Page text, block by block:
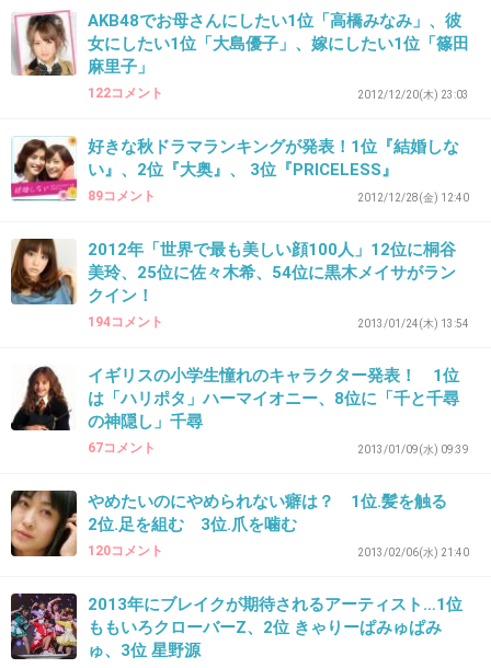
+15 -4
2013/02/15(金) 16:59:19
親子間での金の奪い合いが定着してるから
他国の島も平気で奪おうとするんだろう
な・・・
37. 匿名2013/02/15(金) 17:00:04
うちも親によくとられてた。
例えば一万くれた人がいたら二千円だけもらえて、残りは
貯金するからと言われて結局そのまま。
大人になって諦めた（ＴДＴ）
-4
38. 匿名2013/02/15(金) 17:00:41
AKB48でお母さんにしたい1位「高橋みなみ」、彼
女にしたい1位「大島優子」、嫁にしたい1位「篠田
麻里子」
122コメント 2012/12/20(木) 23:03
好きな秋ドラマランキングが発表！1位『結婚しな
い』、2位『大奥』、 3位『PRICELESS』
89コメント 2012/12/28(金) 12:40
2012年「世界で最も美しい顔100人」12位に桐谷
美玲、25位に佐々木希、54位に黒木メイサがラン
クイン！
194コメント 2013/01/24(木) 13:54
イギリスの小学生憧れのキャラクター発表！ 1位
は「ハリポタ」ハーマイオニー、8位に「千と千尋
の神隠し」千尋
67コメント 2013/01/09(水) 09:39
やめたいのにやめられない癖は？ 1位.髪を触る
2位.足を組む 3位.爪を噛む
120コメント 2013/02/06(水) 21:40
2013年にブレイクが期待されるアーティスト…1位
ももいろクローバーZ、2位 きゃりーぱみゅぱみ
ゅ、3位 星野源